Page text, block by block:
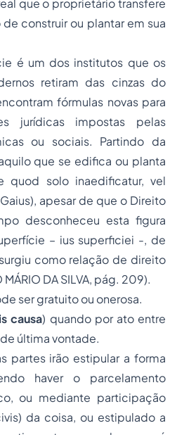
que o proprietário transfere
construir ou plantar em sua
é um dos institutos que os
retiram das cinzas do
fórmulas novas para
jurídicas impostas pelas
ou sociais. Partindo da
que se edifica ou planta
quod solo inaedificatur, vel
apesar de que o Direito
desconheceu esta figura
– ius superficiei -, de
como relação de direito
DA SILVA, pág. 209).
ser gratuito ou onerosa.
causa) quando por ato entre
última vontade.
partes irão estipular a forma
haver o parcelamento
ou mediante participação
da coisa, ou estipulado a